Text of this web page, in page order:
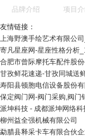
品牌介绍 项目
友情链接：
上海野澳手绘艺术有限公
寄凡星座网-星座性格分析
合肥市曾际摩托车配件股份
甘孜鲜花速递-甘孜同城送
寿阳县顿胞电信设备股份有
保定阀门网-阀门采购,阀门
派坤科技 - 成都派坤网络科
柳州益全强机械有限公司
勐腊县释采卡车有限合伙